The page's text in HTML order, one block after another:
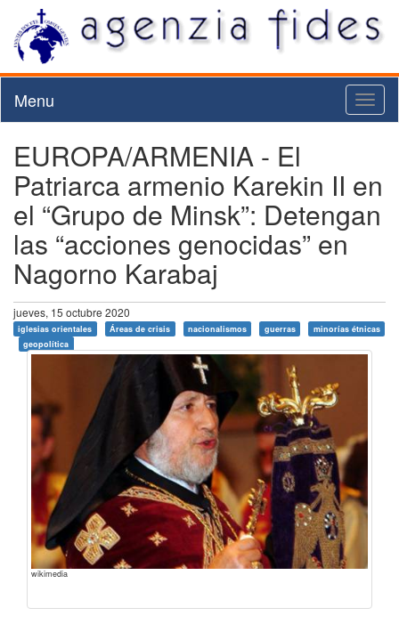
Menu
EUROPA/ARMENIA - El
Patriarca armenio Karekin II en
el “Grupo de Minsk”: Detengan
las “acciones genocidas” en
Nagorno Karabaj
jueves, 15 octubre 2020
iglesias orientales Áreas de crisis nacionalismos guerras
minorías étnicas
geopolítica
wikimedia